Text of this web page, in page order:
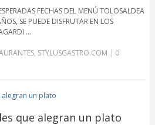
FECHAS DEL MENÚ TOLOSALDEA
SE PUEDE DISFRUTAR EN LOS
…
, STYLUSGASTRO.COM | 0
que alegran un plato